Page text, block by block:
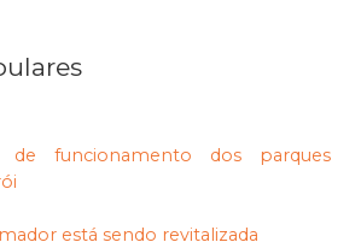
de funcionamento dos parques
está sendo revitalizada